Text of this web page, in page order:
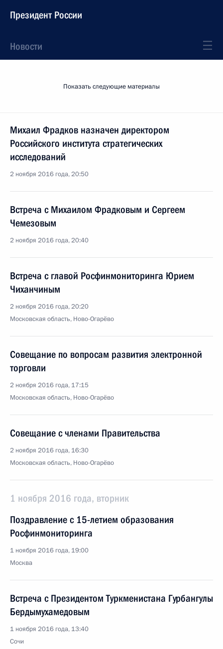
Президент России
Новости
Показать следующие материалы
Михаил Фрадков назначен директором
Российского института стратегических
исследований
2 ноября 2016 года, 20:50
Встреча с Михаилом Фрадковым и Сергеем
Чемезовым
2 ноября 2016 года, 20:40
Встреча с главой Росфинмониторинга Юрием
Чиханчиным
2 ноября 2016 года, 20:20
Московская область, Ново-Огарёво
Совещание по вопросам развития электронной
торговли
2 ноября 2016 года, 17:15
Московская область, Ново-Огарёво
Совещание с членами Правительства
2 ноября 2016 года, 16:30
Московская область, Ново-Огарёво
1 ноября 2016 года, вторник
Поздравление с 15-летием образования
Росфинмониторинга
1 ноября 2016 года, 19:00
Москва
Встреча с Президентом Туркменистана Гурбангулы
Бердымухамедовым
1 ноября 2016 года, 13:40
Сочи